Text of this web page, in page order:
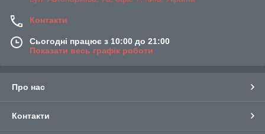
Контакти
Сьогодні працює з 10:00 до 21:00
Показати весь графік роботи
Про нас
Контакти